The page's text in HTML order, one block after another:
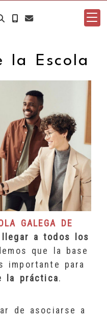
la Escola
GALEGA DE
llegar a todos los
que la base
importante para
la práctica.
de asociarse a